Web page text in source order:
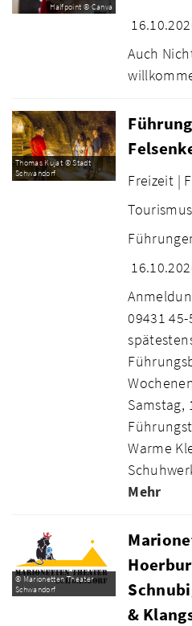
Halfpoint © Canva
Auch
Thomas Kujat © Stadt
Schwandorf
Freizeit |
09431
Samstag,
Warme
Mehr
© Marionetten Theater
Schwandorf
&